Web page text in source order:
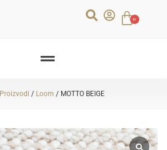
0
Proizvodi / Loom / MOTTO BEIGE